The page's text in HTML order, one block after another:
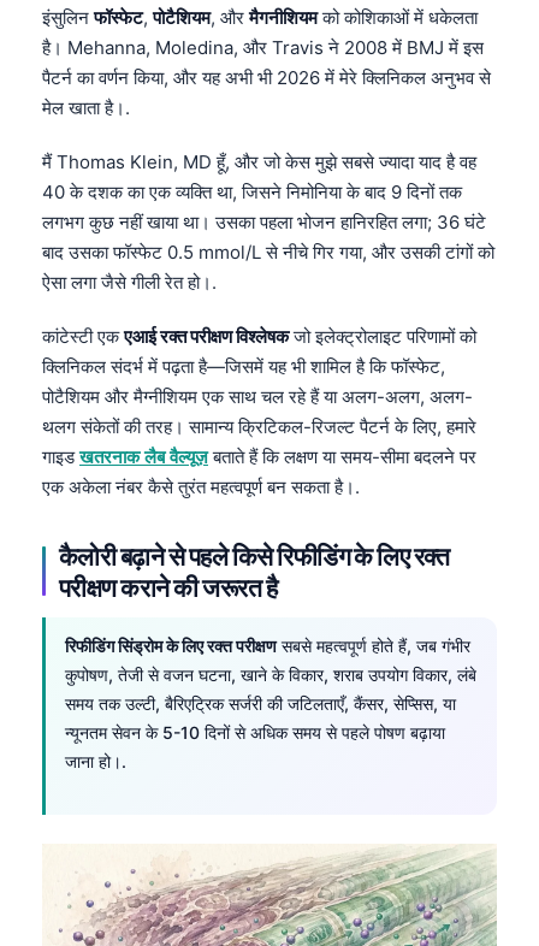
इंसुलिनफॉस्फेट,पोटैशियम, औरमैगनीशियमको कोशिकाओं में धकेलता
है। Mehanna, Moledina, और Travis ने 2008 में BMJ में इस
पैटर्न का वर्णन किया, और यह अभी भी 2026 में मेरे क्लिनिकल अनुभव से
मेल खाता है।.
मैं Thomas Klein, MD हूँ, और जो केस मुझे सबसे ज्यादा याद है वह
40 के दशक का एक व्यक्ति था, जिसने निमोनिया के बाद 9 दिनों तक
लगभग कुछ नहीं खाया था। उसका पहला भोजन हानिरहित लगा; 36 घंटे
बाद उसका फॉस्फेट 0.5 mmol/L से नीचे गिर गया, और उसकी टांगों को
ऐसा लगा जैसे गीली रेत हो।.
कांटेस्टी एकएआई रक्त परीक्षण विश्लेषकजो इलेक्ट्रोलाइट परिणामों को
क्लिनिकल संदर्भ में पढ़ता है—जिसमें यह भी शामिल है कि फॉस्फेट,
पोटैशियम और मैग्नीशियम एक साथ चल रहे हैं या अलग-अलग, अलग-
थलग संकेतों की तरह। सामान्य क्रिटिकल-रिजल्ट पैटर्न के लिए, हमारे
गाइडखतरनाक लैब वैल्यूज़बताते हैं कि लक्षण या समय-सीमा बदलने पर
एक अकेला नंबर कैसे तुरंत महत्वपूर्ण बन सकता है।.
कैलोरी बढ़ाने से पहले किसे रिफीडिंग के लिए रक्त
परीक्षण कराने की जरूरत है
रिफीडिंग सिंड्रोम के लिए रक्त परीक्षणसबसे महत्वपूर्ण होते हैं, जब गंभीर
कुपोषण, तेजी से वजन घटना, खाने के विकार, शराब उपयोग विकार, लंबे
समय तक उल्टी, बैरिएट्रिक सर्जरी की जटिलताएँ, कैंसर, सेप्सिस, या
न्यूनतम सेवन के 5-10 दिनों से अधिक समय से पहले पोषण बढ़ाया
जाना हो।.